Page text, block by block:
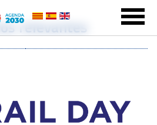
relevantes